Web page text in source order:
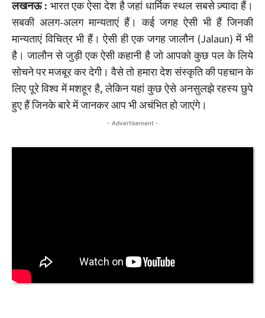
लखनऊ : भारत एक ऐसा देश है जहां धार्मिक स्थल सबसे ज़्यादा हैं।
सबकी अलग-अलग मान्यताएं हैं। कई जगह ऐसी भी हैं जिनकी
मान्यताएं विचित्र भी हैं। ऐसी ही एक जगह जालौन (Jalaun) में भी
है। जालौन से जुड़ी एक ऐसी कहानी है जो आपको कुछ पल के लिये
सोचने पर मजबूर कर देगी। वैसे तो हमारा देश संस्कृति की पहचान के
लिए पूरे विश्व में मशहूर है, लेकिन यहां कुछ ऐसे अनसुलझे रहस्य छुपे
हुए हैं जिनके बारे में जानकर आप भी अचंभित हो जाएंगे।
- Advertisement -